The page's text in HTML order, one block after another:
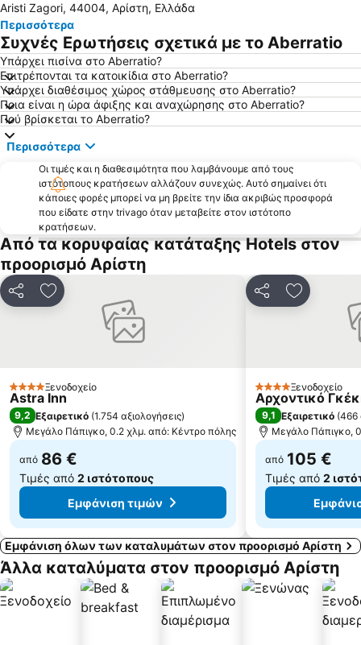
Λουτρά Καβασίλων
Παραδοσιακός Οικισμός Γηρομερίου
Διεθνές Αεροδρόμιο Ιωαννίνων
Εθνικό Στάδιο Ζωσιμάδες
Νησί - Ιστορικός και Παραδοσιακός Τόπος
Κατώγι Αβέρωφ
Ηπειρώτικα
Γέφυρα Βοϊδομάτη
Το Φαράγγι του Βίκου
Παραδοσιακός Οικισμός Αρίστης
Εθνικός Δρυμός Πίνδου
Προκυμαία Λίμνης
Τεχνητή Λίμνη Πηγών Αώου
Αρχαιολογικό Μουσείο Ιωαννίνων
Παραδοσιακός Οικισμός Μονοδενδρίου
Παραδοσιακός Οικισμός Τσεπελόβου
Φετιχιέ Τζαμί
Παραδοσιακός Οικισμός Βίτσας
Μονή Αγίου Ιωάννου Προδρόμου Κάτω Μερόπης Πωγωνίου
Mουσείο Προεπαναστατικής Περιόδου
Παραδοσιακός Οικισμός Διλόφου
Παραδοσιακός Οικισμός Δικόρφου
Aristi Zagori, 44004, Αρίστη, Ελλάδα
Περισσότερα
Συχνές Ερωτήσεις σχετικά με το Aberratio
Υπάρχει πισίνα στο Aberratio?
Επιτρέπονται τα κατοικίδια στο Aberratio?
Υπάρχει διαθέσιμος χώρος στάθμευσης στο Aberratio?
Ποια είναι η ώρα άφιξης και αναχώρησης στο Aberratio?
Πού βρίσκεται το Aberratio?
Περισσότερα
Οι τιμές και η διαθεσιμότητα που λαμβάνουμε από τους
ιστότοπους κρατήσεων αλλάζουν συνεχώς. Αυτό σημαίνει ότι
κάποιες φορές μπορεί να μη βρείτε την ίδια ακριβώς προσφορά
που είδατε στην trivago όταν μεταβείτε στον ιστότοπο
κρατήσεων.
Από τα κορυφαίας κατάταξης Hotels στον
προορισμό Αρίστη
ΚοινοποίησηΠροσθήκη στα αγαπημένα
4 ΑστέριαΞενοδοχείο
Astra Inn
9,2 Εξαιρετικό (1.754 αξιολογήσεις)
Μεγάλο Πάπιγκο, 0.2 χλμ. από: Κέντρο πόλης
από 86 €
Τιμές από 2 ιστότοπους
Εμφάνιση τιμών
ΚοινοποίησηΠροσθήκη
4 ΑστέριαΞενοδοχείο
Αρχοντικό
9,1 Εξαιρετικό (466
Μεγάλο Πάπιγκο,
από 105 €
Τιμές από 2
Εμφάνιση όλων των καταλυμάτων στον προορισμό Αρίστη
Άλλα καταλύματα στον προορισμό Αρίστη